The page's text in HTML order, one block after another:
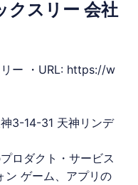
クスリー 会社
ー ・URL: https://w
3-14-31 天神リンデ
ロダクト・サービス
ゲーム、アプリの